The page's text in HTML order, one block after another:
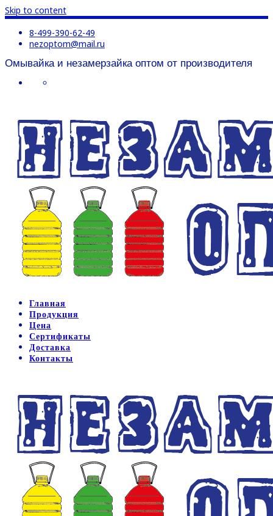
Skip to content
8-499-390-62-49
nezoptom@mail.ru
Омывайка и незамерзайка оптом от производителя
Главная
Продукция
Цена
Сертификаты
Доставка
Контакты